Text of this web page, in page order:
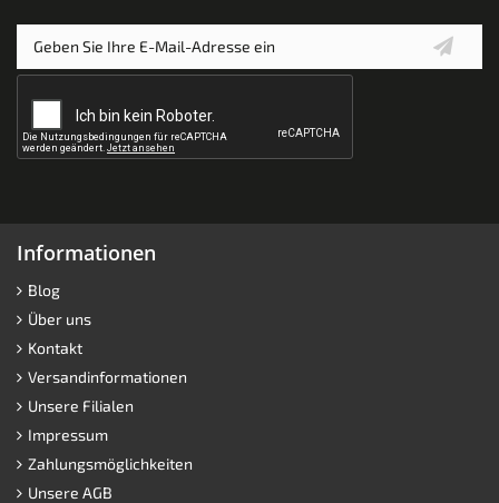
Informationen
Blog
Über uns
Kontakt
Versandinformationen
Unsere Filialen
Impressum
Zahlungsmöglichkeiten
Unsere AGB